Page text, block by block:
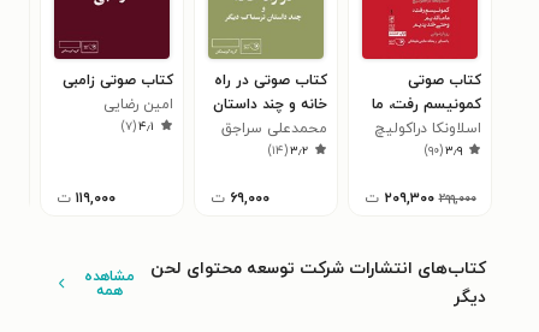
کتاب صوتی
کمونیسم رفت، ما
ماندیم و حتی
خندیدیم
اسلاونکا دراکولیچ
۳٫۹(۹۰)
۲۹۹,۰۰۰ ۲۰۹,۳۰۰ ت
کتاب صوتی در راه
خانه و چند داستان
ترسناک دیگر
محمدعلی سراجق
۳٫۲(۱۴)
۶۹,۰۰۰ ت
کتاب صوتی زامبی
امین رضایی
۴٫۱(۷)
۱۱۹,۰۰۰ ت
کتاب‌های انتشارات شرکت توسعه محتوای لحن
دیگر
مشاهده
همه